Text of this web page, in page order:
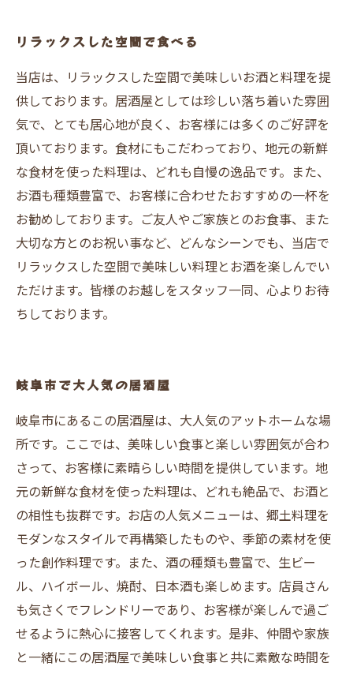
リラックスした空間で食べる
当店は、リラックスした空間で美味しいお酒と料理を提
供しております。居酒屋としては珍しい落ち着いた雰囲
気で、とても居心地が良く、お客様には多くのご好評を
頂いております。食材にもこだわっており、地元の新鮮
な食材を使った料理は、どれも自慢の逸品です。また、
お酒も種類豊富で、お客様に合わせたおすすめの一杯を
お勧めしております。ご友人やご家族とのお食事、また
大切な方とのお祝い事など、どんなシーンでも、当店で
リラックスした空間で美味しい料理とお酒を楽しんでい
ただけます。皆様のお越しをスタッフ一同、心よりお待
ちしております。
岐阜市で大人気の居酒屋
岐阜市にあるこの居酒屋は、大人気のアットホームな場
所です。ここでは、美味しい食事と楽しい雰囲気が合わ
さって、お客様に素晴らしい時間を提供しています。地
元の新鮮な食材を使った料理は、どれも絶品で、お酒と
の相性も抜群です。お店の人気メニューは、郷土料理を
モダンなスタイルで再構築したものや、季節の素材を使
った創作料理です。また、酒の種類も豊富で、生ビー
ル、ハイボール、焼酎、日本酒も楽しめます。店員さん
も気さくでフレンドリーであり、お客様が楽しんで過ご
せるように熱心に接客してくれます。是非、仲間や家族
と一緒にこの居酒屋で美味しい食事と共に素敵な時間を